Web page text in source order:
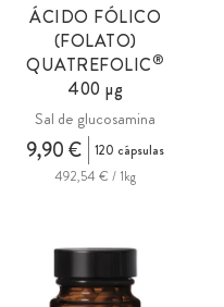
ÁCIDO FÓLICO
(FOLATO)
QUATREFOLIC®
400 µg
Sal de glucosamina
9,90 €
120 cápsulas
492,54 € / 1kg